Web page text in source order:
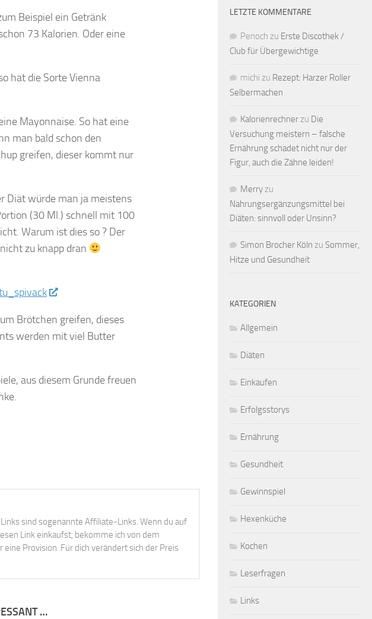
Beispiel ein Getränk
73 Kalorien. Oder eine
hat die Sorte Vienna
Mayonnaise. So hat eine
man bald schon den
greifen, dieser kommt nur
Diät würde man ja meistens
(30 Ml.) schnell mit 100
Warum ist dies so ? Der
zu knapp dran
Brötchen greifen, dieses
werden mit viel Butter
aus diesem Grunde freuen
sind sogenannte Affiliate-Links. Wenn du auf
Link einkaufst, bekomme ich von dem
Provision. Für dich verändert sich der Preis
…
LETZTE KOMMENTARE
Penoch zu Erste Discothek /
Club für Übergewichtige
michi zu Rezept: Harzer Roller
Selbermachen
Kalorienrechnerzu Die
Versuchung meistern – falsche
Ernährung schadet nicht nur der
Figur, auch die Zähne leiden!
Merryzu
Nahrungsergänzungsmittel bei
Diäten: sinnvoll oder Unsinn?
Simon Brocher Köln zu Sommer,
Hitze und Gesundheit
KATEGORIEN
Allgemein
Diäten
Einkaufen
Erfolgsstorys
Ernährung
Gesundheit
Gewinnspiel
Hexenküche
Kochen
Leserfragen
Links